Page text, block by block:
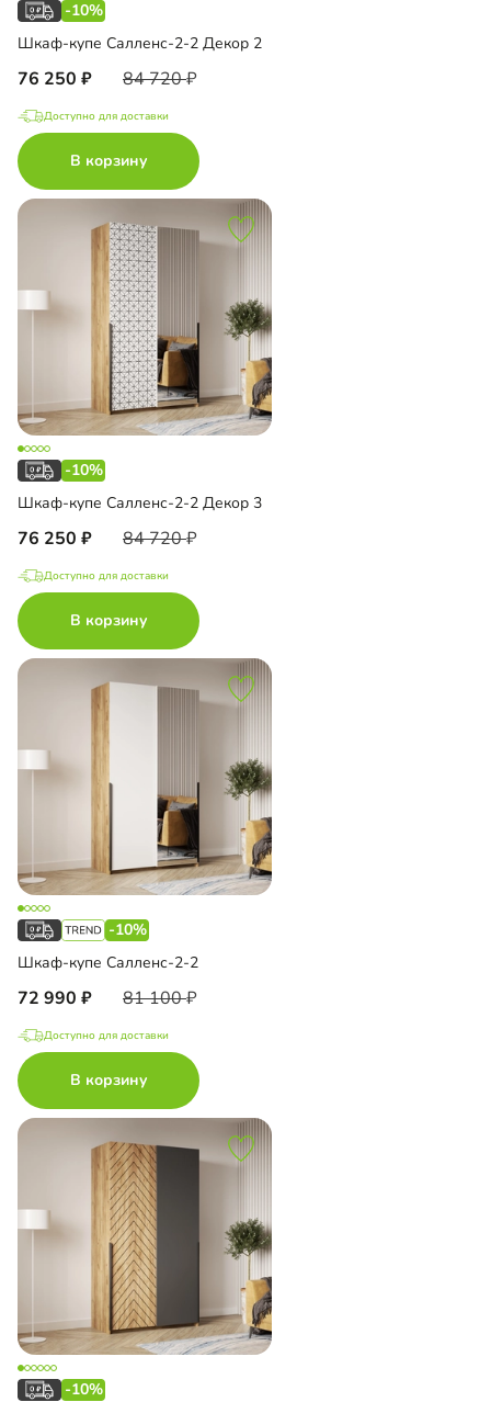
-10%
Шкаф-купе Салленс-2-2 Декор 2
76 250 84 720
Доступно для доставки
В корзину
-10%
Шкаф-купе Салленс-2-2 Декор 3
76 250 84 720
Доступно для доставки
В корзину
-10%
Шкаф-купе Салленс-2-2
72 990 81 100
Доступно для доставки
В корзину
-10%